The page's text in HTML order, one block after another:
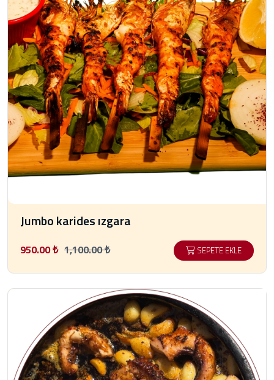
Jumbo karides ızgara
950.00 ₺ 1,100.00 ₺ SEPETE EKLE